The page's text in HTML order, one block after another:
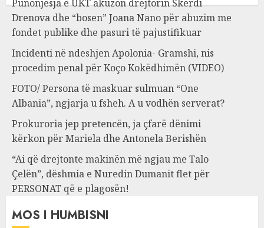
Punonjësja e UKT akuzon drejtorin Skerdi
Drenova dhe “bosen” Joana Nano për abuzim me
fondet publike dhe pasuri të pajustifikuar
Incidenti në ndeshjen Apolonia- Gramshi, nis
procedim penal për Koço Kokëdhimën (VIDEO)
FOTO/ Persona të maskuar sulmuan “One
Albania”, ngjarja u fsheh. A u vodhën serverat?
Prokuroria jep pretencën, ja çfarë dënimi
kërkon për Mariela dhe Antonela Berishën
“Ai që drejtonte makinën më ngjau me Talo
Çelën”, dëshmia e Nuredin Dumanit flet për
PERSONAT që e plagosën!
MOS I HUMBISNI